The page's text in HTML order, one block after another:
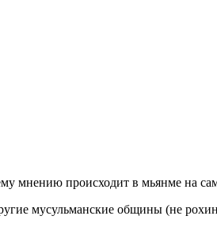
мнению происходит в мьянме на
мусульманские общины (не